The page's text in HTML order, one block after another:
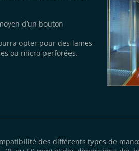
d’un bouton
opter pour des lames
ou micro perforées.
des différents types de